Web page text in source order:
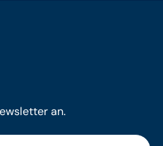
an.